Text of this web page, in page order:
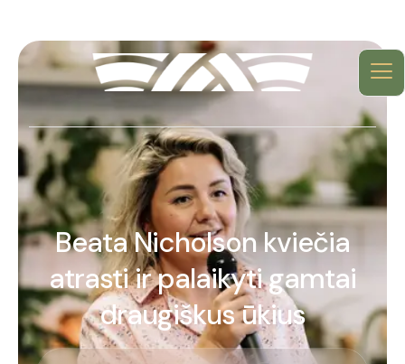
Beata Nicholson kviečia
atrasti ir palaikyti gamtai
draugiškus ūkius